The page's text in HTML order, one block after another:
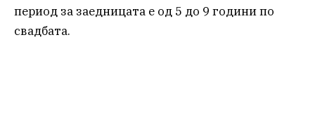
период за заедницата е од 5 до 9 години по
свадбата.